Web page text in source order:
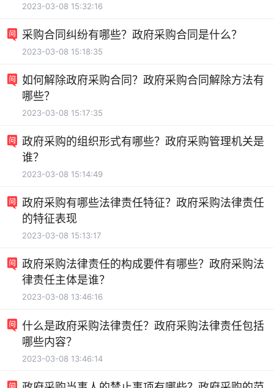
2023-03-08 15:32:16
采购合同纠纷有哪些？政府采购合同是什么？
2023-03-08 15:18:35
如何解除政府采购合同？政府采购合同解除方法有
哪些？
2023-03-08 15:17:35
政府采购的组织形式有哪些？政府采购管理机关是
谁？
2023-03-08 15:14:49
政府采购有哪些法律责任特征？政府采购法律责任
的特征表现
2023-03-08 15:13:17
政府采购法律责任的构成要件有哪些？政府采购法
律责任主体是谁？
2023-03-08 13:46:16
什么是政府采购法律责任？政府采购法律责任包括
哪些内容？
2023-03-08 13:46:14